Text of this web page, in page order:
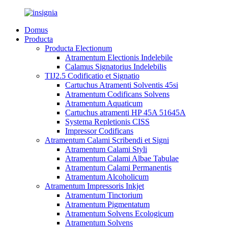
Domus
Producta
Producta Electionum
Atramentum Electionis Indelebile
Calamus Signatorius Indelebilis
TIJ2.5 Codificatio et Signatio
Cartuchus Atramenti Solventis 45si
Atramentum Codificans Solvens
Atramentum Aquaticum
Cartuchus atramenti HP 45A 51645A
Systema Repletionis CISS
Impressor Codificans
Atramentum Calami Scribendi et Signi
Atramentum Calami Styli
Atramentum Calami Albae Tabulae
Atramentum Calami Permanentis
Atramentum Alcoholicum
Atramentum Impressoris Inkjet
Atramentum Tinctorium
Atramentum Pigmentatum
Atramentum Solvens Ecologicum
Atramentum Solvens